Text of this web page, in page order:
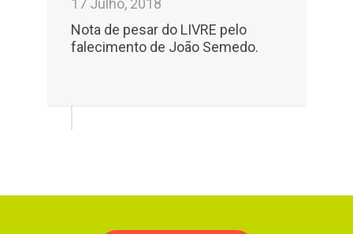
Nota de pesar do LIVRE pelo
falecimento de João Semedo.